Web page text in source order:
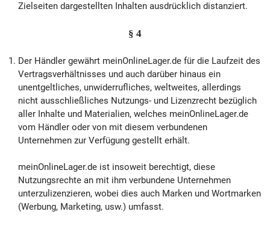
Zielseiten dargestellten Inhalten ausdrücklich distanziert.
§ 4
Der Händler gewährt meinOnlineLager.de für die Laufzeit des
Vertragsverhältnisses und auch darüber hinaus ein
unentgeltliches, unwiderrufliches, weltweites, allerdings
nicht ausschließliches Nutzungs- und Lizenzrecht bezüglich
aller Inhalte und Materialien, welches meinOnlineLager.de
vom Händler oder von mit diesem verbundenen
Unternehmen zur Verfügung gestellt erhält.
meinOnlineLager.de ist insoweit berechtigt, diese
Nutzungsrechte an mit ihm verbundene Unternehmen
unterzulizenzieren, wobei dies auch Marken und Wortmarken
(Werbung, Marketing, usw.) umfasst.